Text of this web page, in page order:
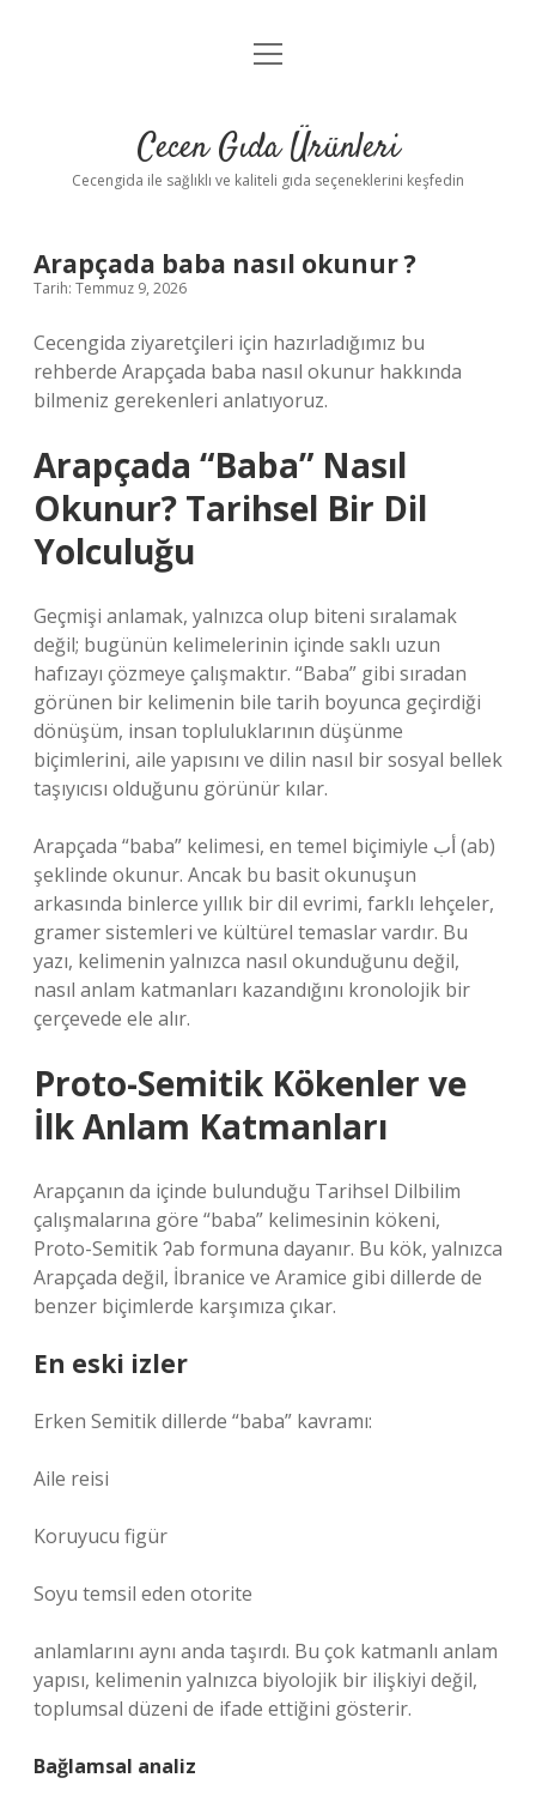
Anasayfa
Yasal Uyarı
menüyü
Cecen Gıda Ürünleri
Cecengida ile sağlıklı ve kaliteli gıda seçeneklerini keşfedin
Arapçada baba nasıl okunur ?
Tarih: Temmuz 9, 2026
Cecengida ziyaretçileri için hazırladığımız bu
rehberde Arapçada baba nasıl okunur hakkında
bilmeniz gerekenleri anlatıyoruz.
Arapçada “Baba” Nasıl
Okunur? Tarihsel Bir Dil
Yolculuğu
Geçmişi anlamak, yalnızca olup biteni sıralamak
değil; bugünün kelimelerinin içinde saklı uzun
hafızayı çözmeye çalışmaktır. “Baba” gibi sıradan
görünen bir kelimenin bile tarih boyunca geçirdiği
dönüşüm, insan topluluklarının düşünme
biçimlerini, aile yapısını ve dilin nasıl bir sosyal bellek
taşıyıcısı olduğunu görünür kılar.
Arapçada “baba” kelimesi, en temel biçimiyle أب (ab)
şeklinde okunur. Ancak bu basit okunuşun
arkasında binlerce yıllık bir dil evrimi, farklı lehçeler,
gramer sistemleri ve kültürel temaslar vardır. Bu
yazı, kelimenin yalnızca nasıl okunduğunu değil,
nasıl anlam katmanları kazandığını kronolojik bir
çerçevede ele alır.
Proto-Semitik Kökenler ve
İlk Anlam Katmanları
Arapçanın da içinde bulunduğu Tarihsel Dilbilim
çalışmalarına göre “baba” kelimesinin kökeni,
Proto-Semitik ʔab formuna dayanır. Bu kök, yalnızca
Arapçada değil, İbranice ve Aramice gibi dillerde de
benzer biçimlerde karşımıza çıkar.
En eski izler
Erken Semitik dillerde “baba” kavramı:
Aile reisi
Koruyucu figür
Soyu temsil eden otorite
anlamlarını aynı anda taşırdı. Bu çok katmanlı anlam
yapısı, kelimenin yalnızca biyolojik bir ilişkiyi değil,
toplumsal düzeni de ifade ettiğini gösterir.
Bağlamsal analiz